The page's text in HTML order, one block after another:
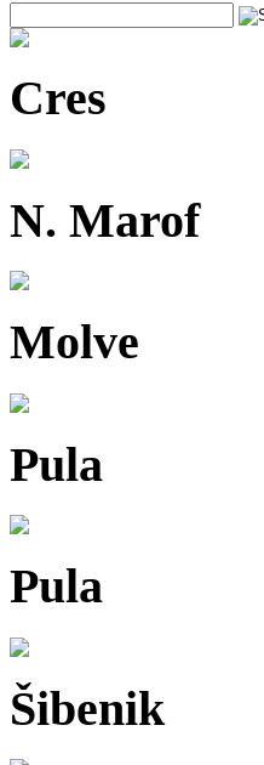
Cres
N. Marof
Molve
Pula
Pula
Šibenik